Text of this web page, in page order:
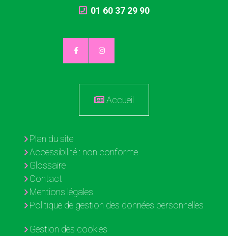
01 60 37 29 90
Accueil
Plan du site
Accessibilité : non conforme
Glossaire
Contact
Mentions légales
Politique de gestion des données personnelles
Gestion des cookies